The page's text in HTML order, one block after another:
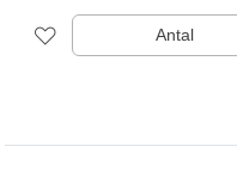
Antal